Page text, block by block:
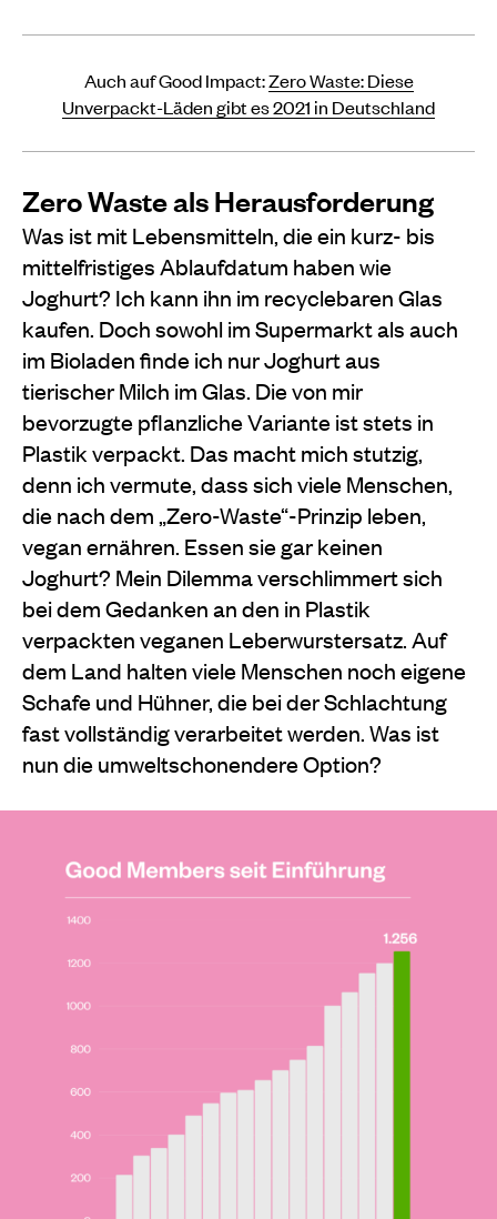
Auch auf Good Impact:Zero Waste: Diese
Unverpackt-Läden gibt es 2021 in Deutschland
Zero Waste als Herausforderung
Was ist mit Lebensmitteln, die ein kurz- bis
mittelfristiges Ablaufdatum haben wie
Joghurt? Ich kann ihn im recyclebaren Glas
kaufen. Doch sowohl im Supermarkt als auch
im Bioladen finde ich nur Joghurt aus
tierischer Milch im Glas. Die von mir
bevorzugte pflanzliche Variante ist stets in
Plastik verpackt. Das macht mich stutzig,
denn ich vermute, dass sich viele Menschen,
die nach dem „Zero-Waste“-Prinzip leben,
vegan ernähren. Essen sie gar keinen
Joghurt? Mein Dilemma verschlimmert sich
bei dem Gedanken an den in Plastik
verpackten veganen Leberwurstersatz. Auf
dem Land halten viele Menschen noch eigene
Schafe und Hühner, die bei der Schlachtung
fast vollständig verarbeitet werden. Was ist
nun die umweltschonendere Option?